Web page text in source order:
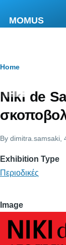
MOMUS
Breadcrumb
Home
Niki de
By dimitra.samsaki
Exhibition Type
Περιοδικές
Image